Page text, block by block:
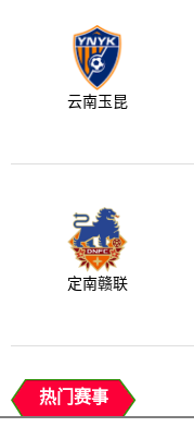
云南玉昆
定南赣联
热门赛事